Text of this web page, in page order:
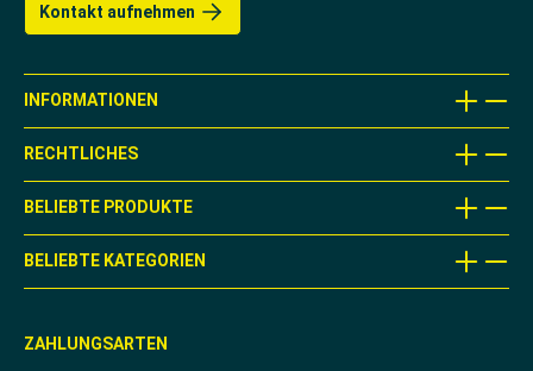
Kontakt aufnehmen
INFORMATIONEN
BELIEBTE PRODUKTE
RECHTLICHES
BELIEBTE KATEGORIEN
ZAHLUNGSARTEN